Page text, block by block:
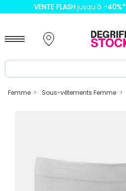
VENTE FLASH jusqu'à -40%*
Femme Sous-vêtements Femme